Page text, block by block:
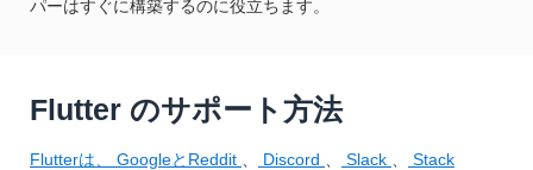
パーはすぐに構築するのに役立ちます。
Flutter のサポート方法
Flutterは、 GoogleとReddit Discord Slack
Stack